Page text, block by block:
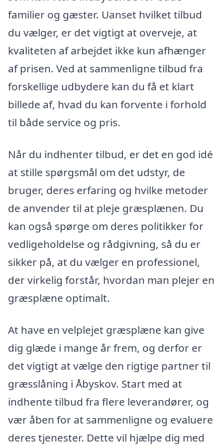
familier og gæster. Uanset hvilket tilbud
du vælger, er det vigtigt at overveje, at
kvaliteten af arbejdet ikke kun afhænger
af prisen. Ved at sammenligne tilbud fra
forskellige udbydere kan du få et klart
billede af, hvad du kan forvente i forhold
til både service og pris.
Når du indhenter tilbud, er det en god idé
at stille spørgsmål om det udstyr, de
bruger, deres erfaring og hvilke metoder
de anvender til at pleje græsplænen. Du
kan også spørge om deres politikker for
vedligeholdelse og rådgivning, så du er
sikker på, at du vælger en professionel,
der virkelig forstår, hvordan man plejer en
græsplæne optimalt.
At have en velplejet græsplæne kan give
dig glæde i mange år frem, og derfor er
det vigtigt at vælge den rigtige partner til
græsslåning i Åbyskov. Start med at
indhente tilbud fra flere leverandører, og
vær åben for at sammenligne og evaluere
deres tjenester. Dette vil hjælpe dig med